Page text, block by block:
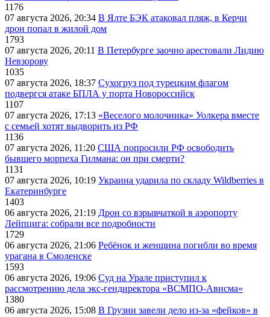
1176
07 августа 2026, 20:34 В Ялте БЭК атаковал пляж, в Керчи
дрон попал в жилой дом
1793
07 августа 2026, 20:11 В Петербурге заочно арестовали Лидию
Невзорову
1035
07 августа 2026, 18:37 Сухогруз под турецким флагом
подвергся атаке БПЛА у порта Новороссийск
1107
07 августа 2026, 17:13 «Веселого молочника» Уолкера вместе
с семьей хотят выдворить из РФ
1136
07 августа 2026, 11:20 США попросили РФ освободить
бывшего морпеха Гилмана: он при смерти?
1131
07 августа 2026, 10:19 Украина ударила по складу Wildberries в
Екатеринбурге
1403
06 августа 2026, 21:19 Дрон со взрывчаткой в аэропорту
Лейпцига: собрали все подробности
1729
06 августа 2026, 21:06 Ребёнок и женщина погибли во время
урагана в Смоленске
1593
06 августа 2026, 19:06 Суд на Урале приступил к
рассмотрению дела экс-гендиректора «ВСМПО-Ависма»
1380
06 августа 2026, 15:08 В Грузии завели дело из-за «фейков» в